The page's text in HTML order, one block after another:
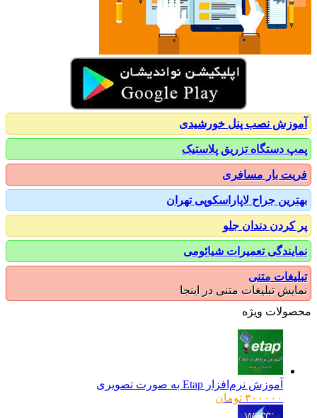
نصب پنل خورشیدی
دستگاه تزریق پلاستیک
بار مسافری
جراح لاپاراسکوپی تهران
دندان جلو
تعمیرات شیائومی
متنی
تبلیغات متنی در اینجا
ویژه
آموزش نرم‌افزار Etap به صورت تصویری
۳۰۰۰۰۰ تومان